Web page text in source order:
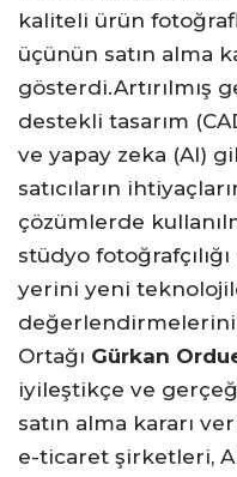
kaliteli ürün
üçünün satın alma
gösterdi.Artırılmış
destekli tasarım
ve yapay zeka (AI)
satıcıların
çözümlerde
stüdyo
yerini yeni
değerlendirmelerini
Ortağı Gürkan
iyileştikçe ve
satın alma kararı
e-ticaret şirketleri,